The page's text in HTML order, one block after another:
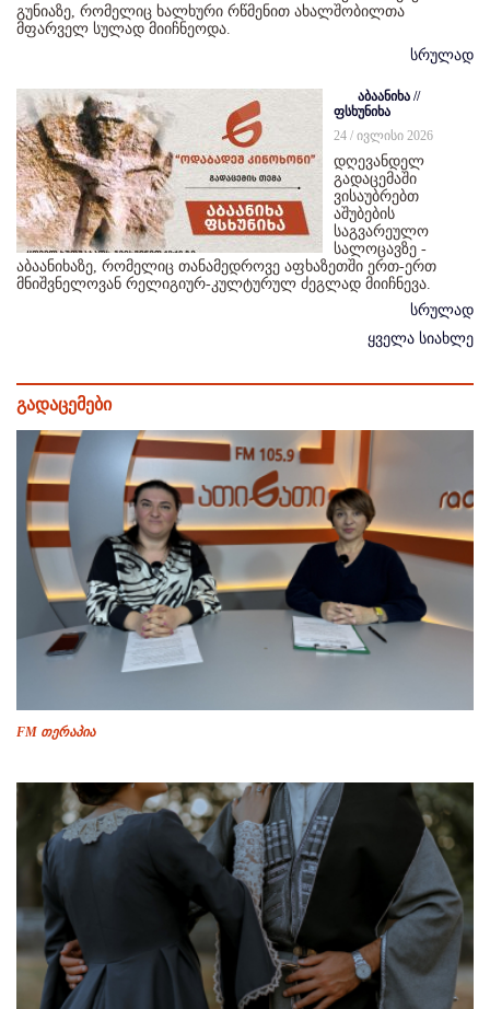
გუნიაზე, რომელიც ხალხური რწმენით ახალშობილთა
მფარველ სულად მიიჩნეოდა.
სრულად
აბაანიხა //
ფსხუნიხა
24 / ივლისი 2026
დღევანდელ
გადაცემაში
ვისაუბრებთ
აშუბების
საგვარეულო
სალოცავზე -
აბაანიხაზე, რომელიც თანამედროვე აფხაზეთში ერთ-ერთ
მნიშვნელოვან რელიგიურ-კულტურულ ძეგლად მიიჩნევა.
სრულად
ყველა სიახლე
გადაცემები
FM თერაპია